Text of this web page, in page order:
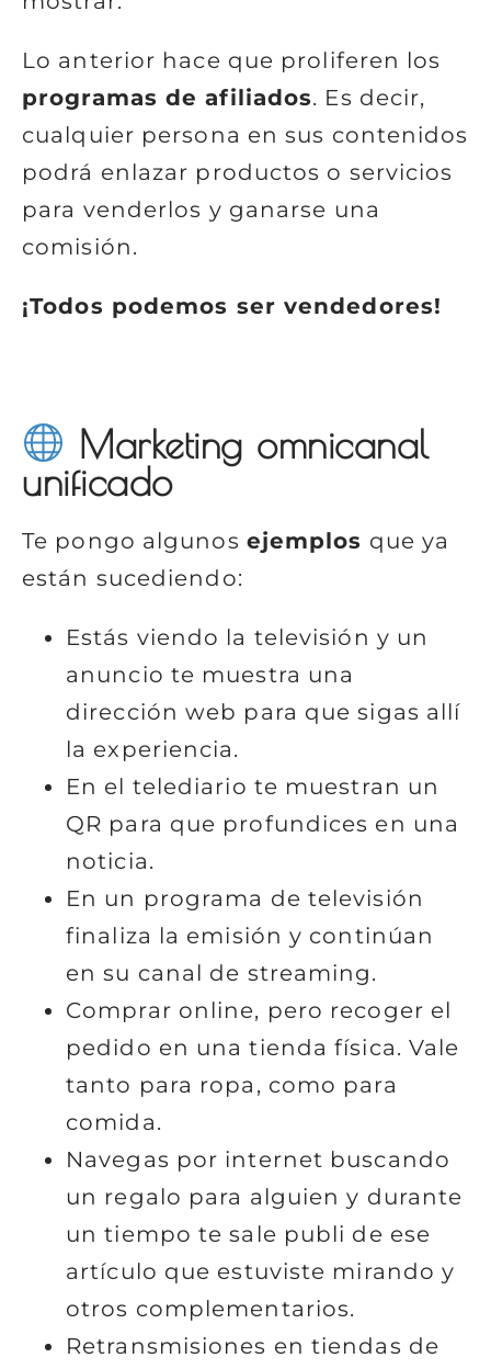
Lo anterior hace que proliferen los
programas de afiliados. Es decir,
cualquier persona en sus contenidos
podrá enlazar productos o servicios
para venderlos y ganarse una
comisión.
¡Todos podemos ser vendedores!
Marketing omnicanal
unificado
Te pongo algunos ejemplos que ya
están sucediendo:
Estás viendo la televisión y un
anuncio te muestra una
dirección web para que sigas allí
la experiencia.
En el telediario te muestran un
QR para que profundices en una
noticia.
En un programa de televisión
finaliza la emisión y continúan
en su canal de streaming.
Comprar online, pero recoger el
pedido en una tienda física. Vale
tanto para ropa, como para
comida.
Navegas por internet buscando
un regalo para alguien y durante
un tiempo te sale publi de ese
artículo que estuviste mirando y
otros complementarios.
Retransmisiones en tiendas de